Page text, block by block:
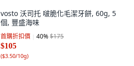
vosto 沃司托 啵脆化毛潔牙餅, 60g, 5
個, 豐盛海味
首購折扣價 40%$175
$105
($3.50/10g)